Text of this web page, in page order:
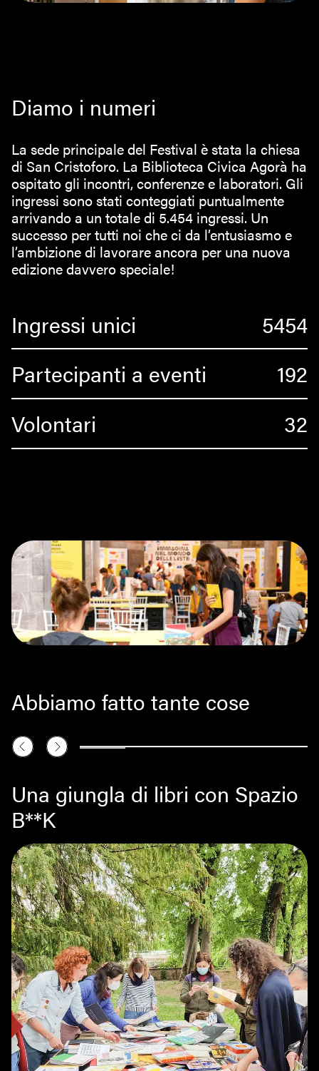
Diamo i numeri
La sede principale del Festival è stata la chiesa
di San Cristoforo. La Biblioteca Civica Agorà ha
ospitato gli incontri, conferenze e laboratori. Gli
ingressi sono stati conteggiati puntualmente
arrivando a un totale di 5.454 ingressi. Un
successo per tutti noi che ci da l’entusiasmo e
l’ambizione di lavorare ancora per una nuova
edizione davvero speciale!
Ingressi unici
5454
Partecipanti a eventi
192
Volontari
32
Abbiamo fatto tante cose
Una giungla di libri con Spazio
B**K